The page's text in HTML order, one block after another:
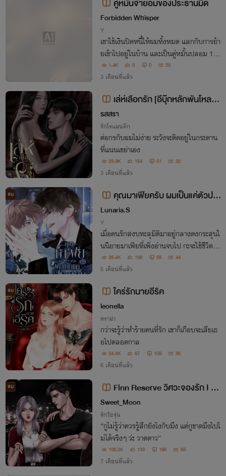
คู่หมั้นจำยอมของประธานมืด
Forbidden Whisper
Y
เขาใช้เงินปิดหนี้ให้ผมทั้งหมด แลกกับการย้า
ยเข้าไปอยู่ในบ้าน และเป็นคู่หมั้นปลอม 1 ปี
แต่ยิ่งอยู่ใกล้ ผู้ชายอันตรายคนนี้ก็ยิ่งไม่คิดจะ
ปล่อยผมไปจริง ๆ
1.4K 0 0 23
3 เดือนที่แล้ว
เล่ห์เลือกรัก [อีบุ๊กหลักพันโหลด-
รักแรงหวงแรง]
รสสรา
รักโรแมนติก
ต่อกรกับผมไม่ง่าย ระวังจะติดอยู่ในกระดาน
ที่แนนเขย่าเอง
23.9K 154 61 32
3 เดือนที่แล้ว
จบ
คุณมาเฟียครับ ผมเป็นแค่ตัวประ
กอบ
Lunaria.S
Y
เมื่อคนรักสงบทะลุมิติมาอยู่กลางดงกระสุนใ
นนิยายมาเฟียที่เพิ่งอ่านจบไป กะจะใช้ชีวิตเป็
นตัวประกอบลูกคุณหนูที่ร่ำรวย แต่ดันไปตก
อยู่ในกำมือของตัวร้ายที่ขึ้นชื่อเรื่องความไร้หั
28.4K 138 58 44
5 เดือนที่แล้ว
จบ ใคร่รักนายอีริค
leonella
ดราม่า
กว่าจะรู้ว่าทำร้ายคนที่รัก เขาก็เกือบจะเสียเธ
อไปตลอดกาล
24.3K 87 109 36
6 เดือนที่แล้ว
จบ
Finn Reserve วิศวะจองรัก I มี
E-Book
Sweet_Moon
รักวัยรุ่น
“กูไม่รู้ว่าควรรู้สึกยังไงกับมึง แต่กูขาดมึงไปไ
ม่ได้จริงๆ ว่ะ วาดดาว”
108.2K 133 196 65
7 เดือนที่แล้ว